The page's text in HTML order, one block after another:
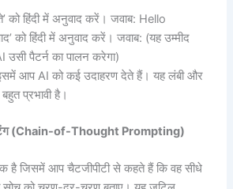
को हिंदी में अनुवाद करें। जवाब: Hello
को हिंदी में अनुवाद करें। जवाब: (यह उम्मीद
उसी पैटर्न का पालन करेगा)
आप AI को कई उदाहरण देते हैं। यह लंबी और
प्रभावी है।
(Chain-of-Thought Prompting)
है जिसमें आप चैटजीपीटी से कहते हैं कि वह सीधे